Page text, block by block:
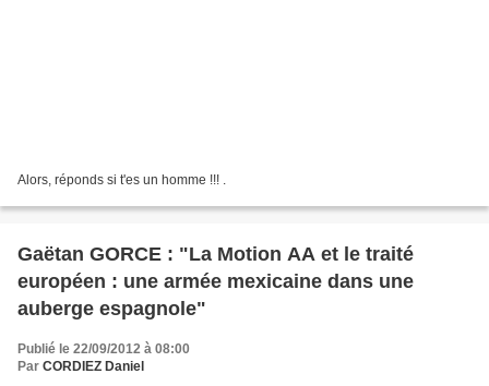
Alors, réponds si t'es un homme !!! .
Gaëtan GORCE : "La Motion AA et le traité
européen : une armée mexicaine dans une
auberge espagnole"
Publié le 22/09/2012 à 08:00
Par CORDIEZ Daniel